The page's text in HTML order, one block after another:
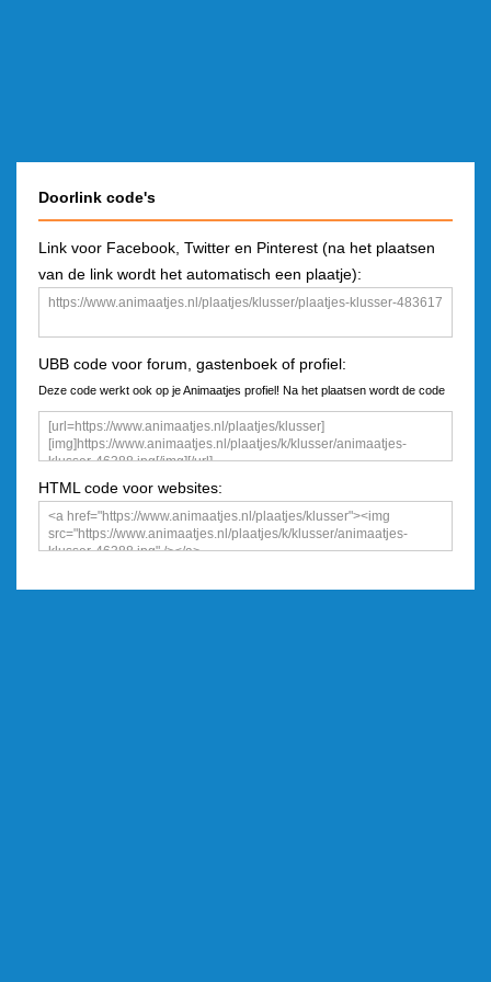
Doorlink code's
Link voor Facebook, Twitter en Pinterest (na het plaatsen
van de link wordt het automatisch een plaatje):
UBB code voor forum, gastenboek of profiel:
Deze code werkt ook op je Animaatjes profiel! Na het plaatsen wordt de code
een plaatje
HTML code voor websites: